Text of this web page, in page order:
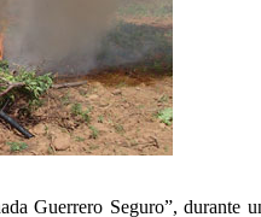
Guerrero Seguro”, durante